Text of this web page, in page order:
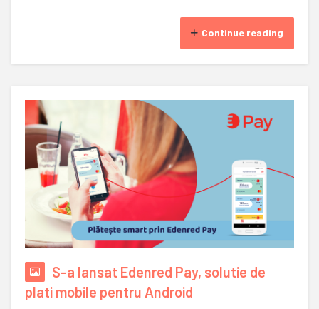
Continue reading
S-a lansat Edenred Pay, solutie de
plati mobile pentru Android